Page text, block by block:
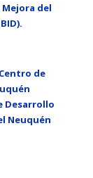
del
de
Desarrollo
Neuquén